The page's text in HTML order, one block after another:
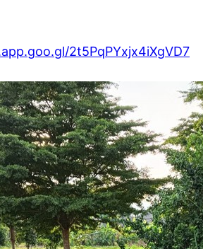
2t5PqPYxjx4iXgVD7